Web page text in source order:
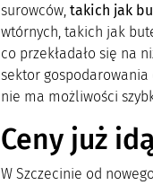
surowców, takich jak
wtórnych, takich jak
co przekładało się na
sektor
nie ma możliwości
Ceny już
W Szczecinie od